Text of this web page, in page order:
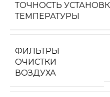
ТОЧНОСТЬ
ТЕМПЕРАТУРЫ
ФИЛЬТРЫ
ОЧИСТКИ
ВОЗДУХА